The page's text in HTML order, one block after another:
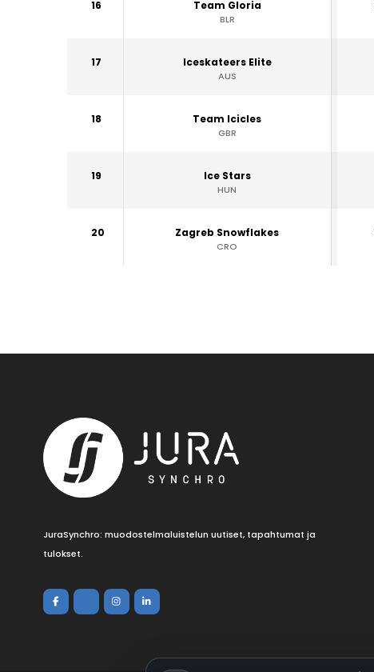
16 Team Gloria
BLR
17 Iceskateers Elite
AUS
18 Team Icicles
GBR
19 Ice Stars
HUN
20 Zagreb Snowflakes
CRO
JuraSynchro: muodostelmaluistelun uutiset, tapahtumat ja
tulokset.